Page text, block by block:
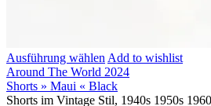
Ausführung wählen Add to wishlist
Around The World 2024
Shorts » Maui « Black
Shorts im Vintage Stil, 1940s 1950s